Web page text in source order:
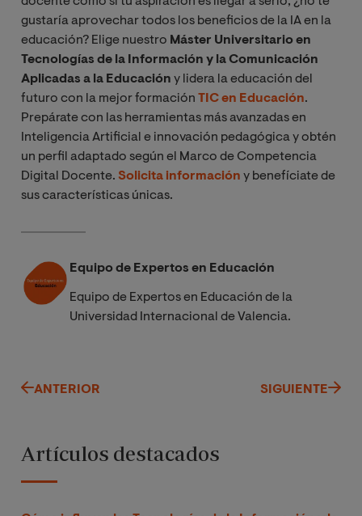
gustaría aprovechar todos los beneficios de la IA en la
educación? Elige nuestro Máster Universitario en
Tecnologías de la Información y la Comunicación
Aplicadas a la Educación y lidera la educación del
futuro con la mejor formación TIC en Educación.
Prepárate con las herramientas más avanzadas en
Inteligencia Artificial e innovación pedagógica y obtén
un perfil adaptado según el Marco de Competencia
Digital Docente. Solicita información y benefíciate de
sus características únicas.
Equipo de Expertos en Educación
Equipo de Expertos en Educación de la
Universidad Internacional de Valencia.
ANTERIOR SIGUIENTE
Artículos destacados